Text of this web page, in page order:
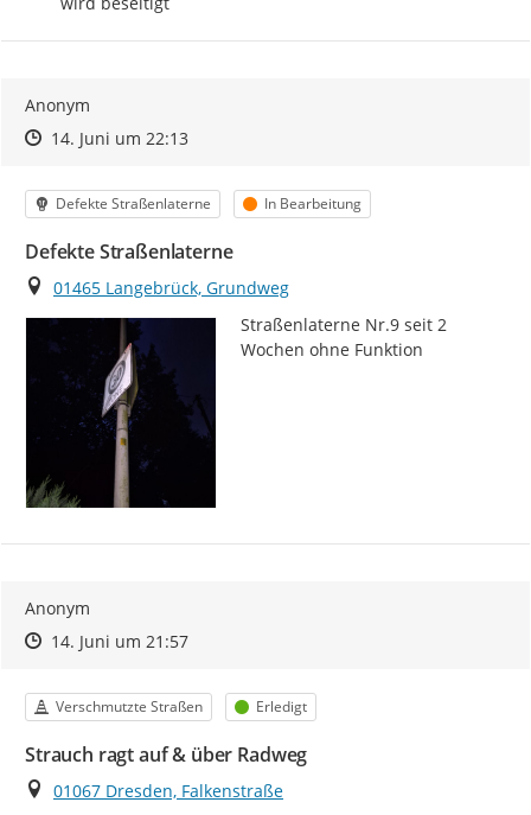
Anonym
Zeitpunkt des Erstellens
Zeitpunkt des Erstellens
14. Juni um 22:13Zur Äußerung
Kategorie
Defekte Straßenlaterne Status
In Bearbeitung
Defekte Straßenlaterne
Ort
01465 Langebrück, Grundweg
Straßenlaterne Nr.9 seit 2
Wochen ohne Funktion
Anonym
Zeitpunkt des Erstellens
Zeitpunkt des Erstellens
14. Juni um 21:57Zur Äußerung
Kategorie
Verschmutzte Straßen Status
Erledigt
Strauch ragt auf & über Radweg
Ort
01067 Dresden, Falkenstraße